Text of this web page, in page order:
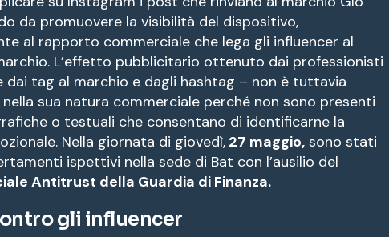
da promuovere la visibilità del dispositivo,
al rapporto commerciale che lega gli influencer al
L’effetto pubblicitario ottenuto dai professionisti
dai tag al marchio e dagli hashtag – non è tuttavia
sua natura commerciale perché non sono presenti
o testuali che consentano di identificarne la
Nella giornata di giovedì, 27 maggio, sono stati
ispettivi nella sede di Bat con l’ausilio del
Antitrust della Guardia di Finanza.
gli influencer